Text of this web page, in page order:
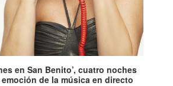
en San Benito’, cuatro noches
de la música en directo